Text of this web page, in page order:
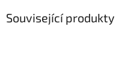
Související produkty